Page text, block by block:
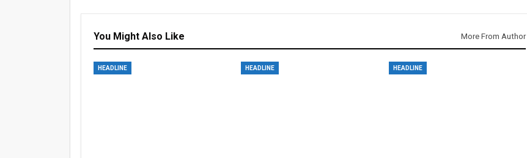
You Might Also Like More From Author
HEADLINE HEADLINE HEADLINE